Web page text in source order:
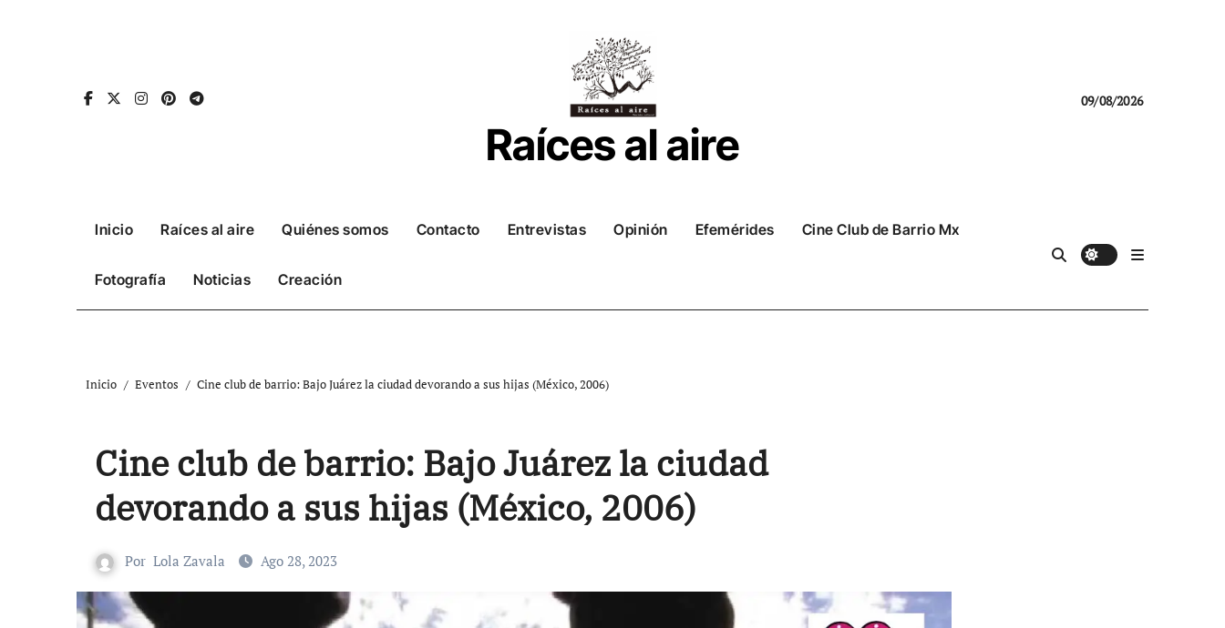
Raíces al aire
09/08/2026
Inicio Raíces al aire Quiénes somos Contacto Entrevistas Opinión Efemérides Cine Club de Barrio Mx
Fotografía Noticias Creación
Inicio Eventos Cine club de barrio: Bajo Juárez la ciudad devorando a sus hijas (México, 2006)
Cine club de barrio: Bajo Juárez la ciudad
devorando a sus hijas (México, 2006)
Por Lola Zavala Ago 28, 2023